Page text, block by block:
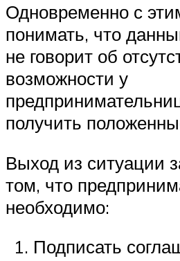
Одновременно с
понимать, что
не говорит об
возможности у
получить
Выход из ситуации
том, что
необходимо:
Подписать